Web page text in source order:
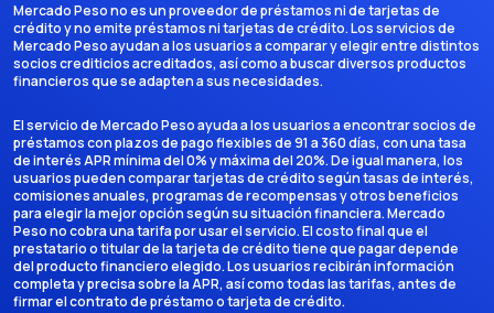
Mercado Peso no es un proveedor de préstamos ni de tarjetas de
crédito y no emite préstamos ni tarjetas de crédito. Los servicios de
Mercado Peso ayudan a los usuarios a comparar y elegir entre distintos
socios crediticios acreditados, así como a buscar diversos productos
financieros que se adapten a sus necesidades.
El servicio de Mercado Peso ayuda a los usuarios a encontrar socios de
préstamos con plazos de pago flexibles de 91 a 360 días, con una tasa
de interés APR mínima del 0% y máxima del 20%. De igual manera, los
usuarios pueden comparar tarjetas de crédito según tasas de interés,
comisiones anuales, programas de recompensas y otros beneficios
para elegir la mejor opción según su situación financiera. Mercado
Peso no cobra una tarifa por usar el servicio. El costo final que el
prestatario o titular de la tarjeta de crédito tiene que pagar depende
del producto financiero elegido. Los usuarios recibirán información
completa y precisa sobre la APR, así como todas las tarifas, antes de
firmar el contrato de préstamo o tarjeta de crédito.